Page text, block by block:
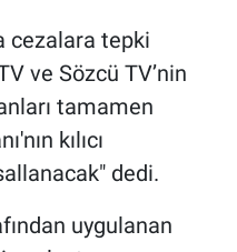
cezalara tepki
ve Sözcü TV’nin
tamamen
kılıcı
dedi.
uygulanan